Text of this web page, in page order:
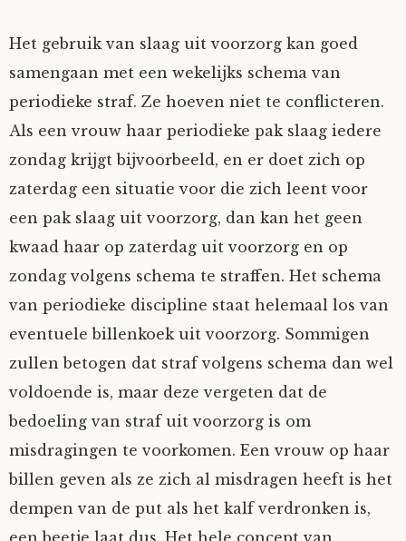
Het gebruik van slaag uit voorzorg kan goed
samengaan met een wekelijks schema van
periodieke straf. Ze hoeven niet te conflicteren.
Als een vrouw haar periodieke pak slaag iedere
zondag krijgt bijvoorbeeld, en er doet zich op
zaterdag een situatie voor die zich leent voor
een pak slaag uit voorzorg, dan kan het geen
kwaad haar op zaterdag uit voorzorg en op
zondag volgens schema te straffen. Het schema
van periodieke discipline staat helemaal los van
eventuele billenkoek uit voorzorg. Sommigen
zullen betogen dat straf volgens schema dan wel
voldoende is, maar deze vergeten dat de
bedoeling van straf uit voorzorg is om
misdragingen te voorkomen. Een vrouw op haar
billen geven als ze zich al misdragen heeft is het
dempen van de put als het kalf verdronken is,
een beetje laat dus. Het hele concept van